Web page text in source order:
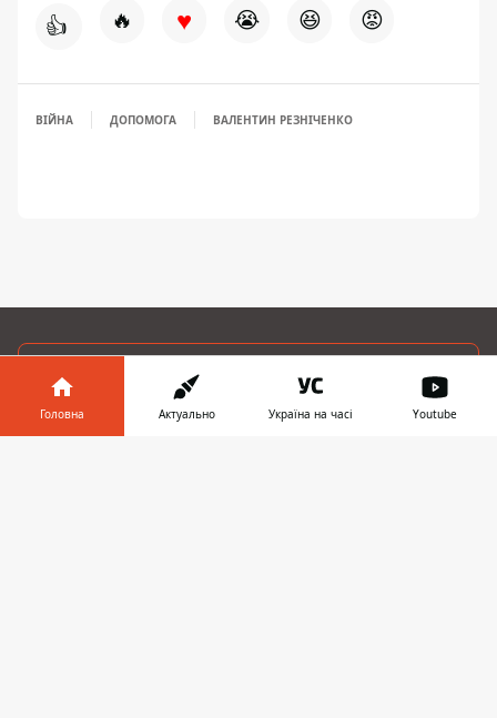
👍 🔥 ♥ 😭 😆 😡
ВІЙНА ДОПОМОГА ВАЛЕНТИН РЕЗНІЧЕНКО
Дніпро
Головна Актуально Україна на часі Youtube